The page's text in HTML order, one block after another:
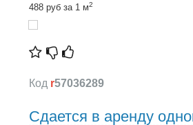
488 руб за 1 м2
Код r57036289
Сдается в аренду